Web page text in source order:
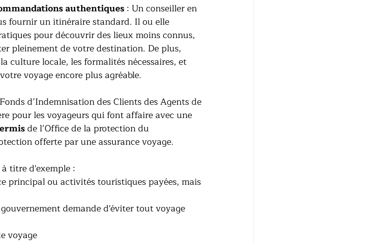
authentiques : Un conseiller en
fournir un itinéraire standard. Il ou elle
pour découvrir des lieux moins connus,
pleinement de votre destination. De plus,
culture locale, les formalités nécessaires, et
voyage encore plus agréable.
d’Indemnisation des Clients des Agents de
pour les voyageurs qui font affaire avec une
de l’Office de la protection du
offerte par une assurance voyage.
titre d'exemple :
principal ou activités touristiques payées, mais
demande d'éviter tout voyage
voyage